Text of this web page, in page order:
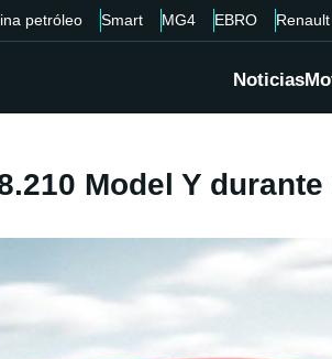
petróleo Smart MG4 EBRO Renault
Noticias
Model Y